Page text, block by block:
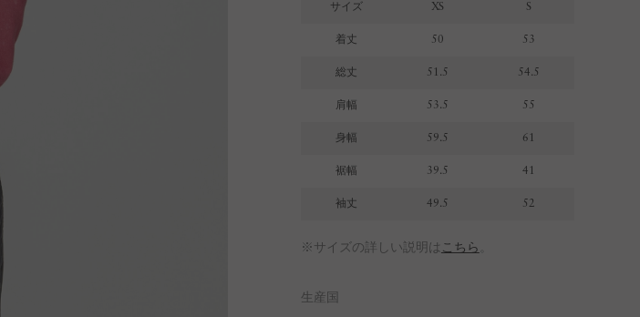
サイズ XS S
着丈 50 53
総丈 51.5 54.5
肩幅 53.5 55
身幅 59.5 61
裾幅 39.5 41
袖丈 49.5 52
※サイズの詳しい説明は こちら
生産国